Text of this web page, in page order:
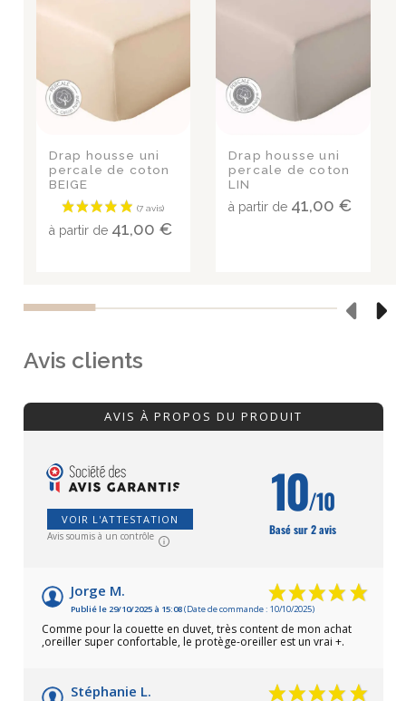
Drap housse uni
percale de coton
BEIGE
à partir de 41,00 €
Drap housse uni
percale de coton
LIN
à partir de 41,00 €
Avis clients
AVIS À PROPOS DU PRODUIT
VOIR L'ATTESTATION
Avis soumis à un contrôle
10/10
Basé sur 2 avis
Jorge M.
Publié le 29/10/2025 à 15:08(Date de commande : 10/10/2025)
Comme pour la couette en duvet, très content de mon achat
,oreiller super confortable, le protège-oreiller est un vrai +.
Stéphanie L.